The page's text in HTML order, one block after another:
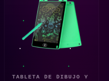
TABLETA DE DIBUJO Y